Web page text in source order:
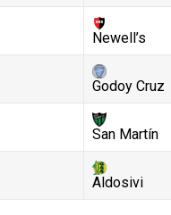
Newell’s
Godoy Cruz
San Martín
Aldosivi